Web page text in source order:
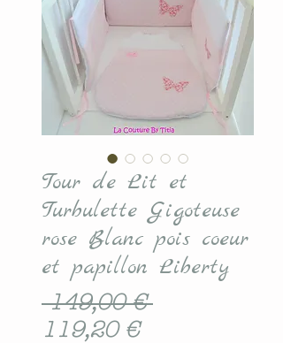
Tour de Lit et
Turbulette Gigoteuse
rose Blanc pois coeur
et papillon Liberty
149,00 € Prix
119,20 €Prix